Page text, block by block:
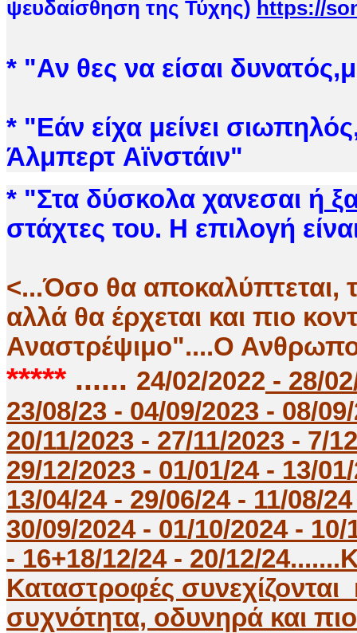
ψευδαίσθηση της Τύχης) https://
* "Αν θες να είσαι
* "Εάν είχα μείνει
Άλμπερτ Αϊνστάιν"
* "Στα δύσκολα χανεσαι ή
στάχτες του. Η επιλογή
<...Όσο θα αποκαλύπτεται,
αλλά θα έρχεται και πιο
Αναστρέψιμο"....Ο
***** ...... 24/02/2022 - 28/
23/08/23 - 04/09/2023 - 08/
20/11/2023 - 27/11/2023 - 7/
29/12/2023 - 01/01/24 - 13/
13/04/24 - 29/06/24 - 11/08/
30/09/2024 - 01/10/2024 -
- 16+18/12/24 - 20/12/
Καταστροφές
συχνότητα, οδυνηρά και